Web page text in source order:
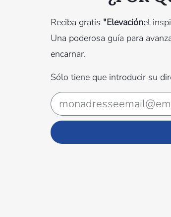
Reciba gratis "Elevaciónel
Una poderosa guía para
encarnar.
Sólo tiene que introducir su